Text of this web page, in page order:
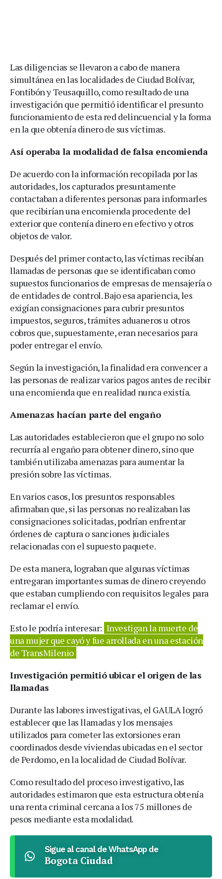
Las diligencias se llevaron a cabo de manera
simultánea en las localidades de Ciudad Bolívar,
Fontibón y Teusaquillo, como resultado de una
investigación que permitió identificar el presunto
funcionamiento de esta red delincuencial y la forma
en la que obtenía dinero de sus víctimas.
Así operaba la modalidad de falsa encomienda
De acuerdo con la información recopilada por las
autoridades, los capturados presuntamente
contactaban a diferentes personas para informarles
que recibirían una encomienda procedente del
exterior que contenía dinero en efectivo y otros
objetos de valor.
Después del primer contacto, las víctimas recibían
llamadas de personas que se identificaban como
supuestos funcionarios de empresas de mensajería o
de entidades de control. Bajo esa apariencia, les
exigían consignaciones para cubrir presuntos
impuestos, seguros, trámites aduaneros u otros
cobros que, supuestamente, eran necesarios para
poder entregar el envío.
Según la investigación, la finalidad era convencer a
las personas de realizar varios pagos antes de recibir
una encomienda que en realidad nunca existía.
Amenazas hacían parte del engaño
Las autoridades establecieron que el grupo no solo
recurría al engaño para obtener dinero, sino que
también utilizaba amenazas para aumentar la
presión sobre las víctimas.
En varios casos, los presuntos responsables
afirmaban que, si las personas no realizaban las
consignaciones solicitadas, podrían enfrentar
órdenes de captura o sanciones judiciales
relacionadas con el supuesto paquete.
De esta manera, lograban que algunas víctimas
entregaran importantes sumas de dinero creyendo
que estaban cumpliendo con requisitos legales para
reclamar el envío.
Esto le podría interesar: Investigan la muerte de
una mujer que cayó y fue arrollada en una estación
de TransMilenio
Investigación permitió ubicar el origen de las
llamadas
Durante las labores investigativas, el GAULA logró
establecer que las llamadas y los mensajes
utilizados para cometer las extorsiones eran
coordinados desde viviendas ubicadas en el sector
de Perdomo, en la localidad de Ciudad Bolívar.
Como resultado del proceso investigativo, las
autoridades estimaron que esta estructura obtenía
una renta criminal cercana a los 75 millones de
pesos mediante esta modalidad.
Sigue al canal de WhatsApp de
Bogota Ciudad